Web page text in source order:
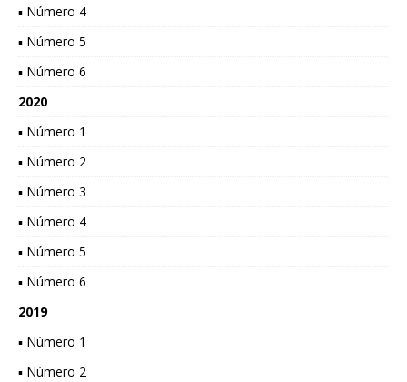
▪ Número 4
▪ Número 5
▪ Número 6
2020
▪ Número 1
▪ Número 2
▪ Número 3
▪ Número 4
▪ Número 5
▪ Número 6
2019
▪ Número 1
▪ Número 2